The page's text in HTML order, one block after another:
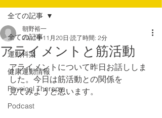
全ての記事
運動科楽
健康運動情報
Physical Therapy
Podcast
全ての記事
アライメントと筋活動
朝野裕一
2017年11月20日 読了時間: 2分
アライメントについて昨日お話ししま
した。今日は筋活動との関係を
見てみようと思います。